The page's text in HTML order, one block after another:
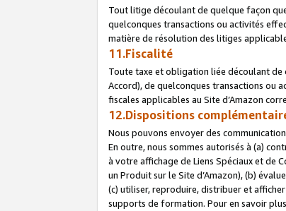
Tout litige découlant de quelque façon
quelconques transactions ou activités
matière de résolution des litiges
11.Fiscalité
Toute taxe et obligation liée découlant
Accord), de quelconques transactions ou
fiscales applicables au Site d’Amazon
12.Dispositions
Nous pouvons envoyer des
En outre, nous sommes autorisés à (a)
à votre affichage de Liens Spéciaux et de
un Produit sur le Site d’Amazon), (b)
(c) utiliser, reproduire, distribuer et
supports de formation. Pour en savoir